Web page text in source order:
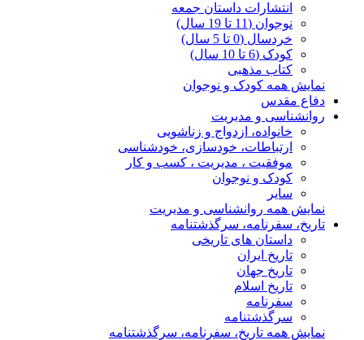
انتشارات داستان جمعه
نوجوان (11 تا 19 سال)
خردسال (0 تا 5 سال)
کودک (6 تا 10 سال)
کتاب مذهبی
نمایش همه کودک و نوجوان
دفاع مقدس
روانشناسی و مدیریت
خانواده، ازدواج و زناشویی
ارتباطات، خودسازی، خودشناسی
موفقیت ، مدیریت ، کسب و کار
کودک و نوجوان
سایر
نمایش همه روانشناسی و مدیریت
تاریخ، سفرنامه، سرگذشتنامه
داستان های تاریخی
تاریخ ایران
تاریخ جهان
تاریخ اسلام
سفرنامه
سرگذشتنامه
نمایش همه تاریخ، سفرنامه، سرگذشتنامه